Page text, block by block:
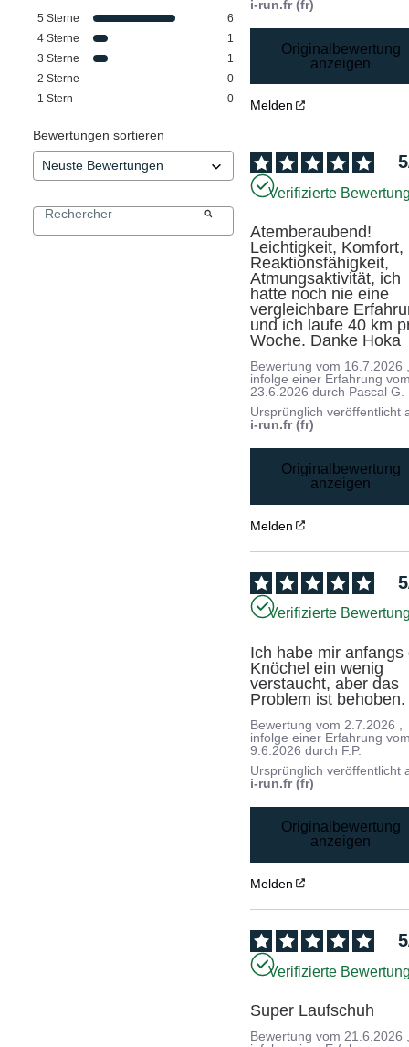
5 Sterne
6
4 Sterne
1
3 Sterne
1
2 Sterne
0
1 Stern 0
Bewertungen sortieren
i-run.fr (fr)
Originalbewertung
anzeigen
Melden
5
Verifizierte
Atemberaubend!
Leichtigkeit, Komfort,
Reaktionsfähigkeit,
Atmungsaktivität, ich
hatte noch nie eine
vergleichbare
und ich laufe 40 km
Woche. Danke Hoka
Bewertung vom 16.7.2026
infolge einer Erfahrung
23.6.2026 durch Pascal G.
Ursprünglich veröffentlicht
i-run.fr (fr)
Originalbewertung
anzeigen
Melden
5
Verifizierte
Ich habe mir anfangs
Knöchel ein wenig
verstaucht, aber das
Problem ist behoben.
Bewertung vom 2.7.2026
infolge einer Erfahrung
9.6.2026 durch F.P.
Ursprünglich veröffentlicht
i-run.fr (fr)
Originalbewertung
anzeigen
Melden
5
Verifizierte
Super Laufschuh
Bewertung vom 21.6.2026